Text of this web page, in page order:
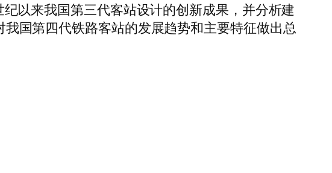
以来我国第三代客站设计的创新成果，并分析建
国第四代铁路客站的发展趋势和主要特征做出总